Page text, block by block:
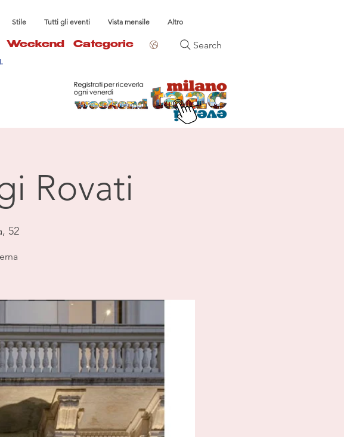
Stile Tutti gli eventi Vista mensile Altro
Weekend Categorie Search
Rovati
52